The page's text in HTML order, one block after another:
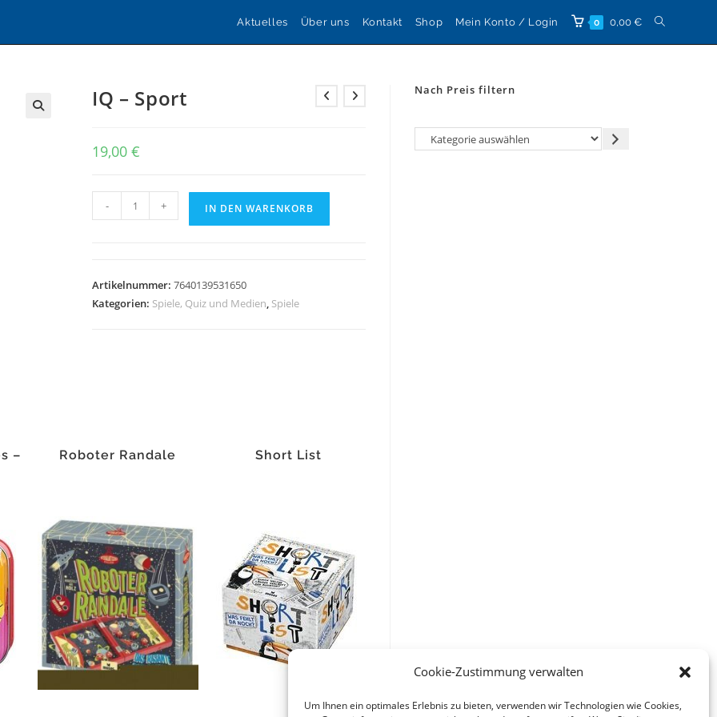
Cookie-Zustimmung verwalten
Um Ihnen ein optimales Erlebnis zu bieten, verwenden wir Technologien wie Cookies,
Aktuelles Über uns Kontakt Shop Mein Konto / Login 0 0,00 € Website-
IQ – Sport
19,00€
-
- + IN DEN WARENKORB
Artikelnummer:7640139531650
Kategorien: Spiele, Quiz und Medien, Spiele
–
Roboter Randale Short List
Nach Preis filtern
Kategorie